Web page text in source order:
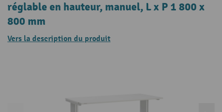
réglable en hauteur, manuel, L x P 1 800 x
800 mm
Vers la description du produit